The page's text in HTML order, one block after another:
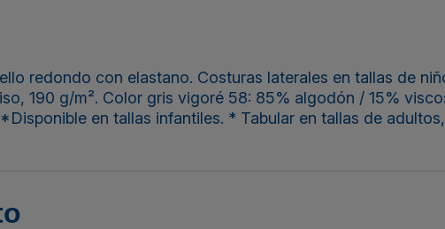
redondo con elastano. Costuras laterales en tallas de
190 g/m². Color gris vigoré 58: 85% algodón / 15%
en tallas infantiles. * Tabular en tallas de